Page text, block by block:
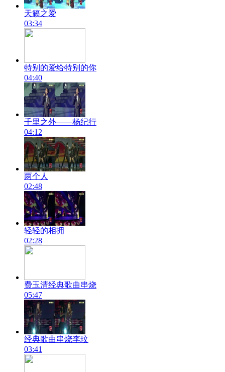
天籁之爱
03:34
特别的爱给特别的你
04:40
千里之外——杨纪行
04:12
两个人
02:48
轻轻的相拥
02:28
费玉清经典歌曲串烧
05:47
经典歌曲串烧李玟
03:41